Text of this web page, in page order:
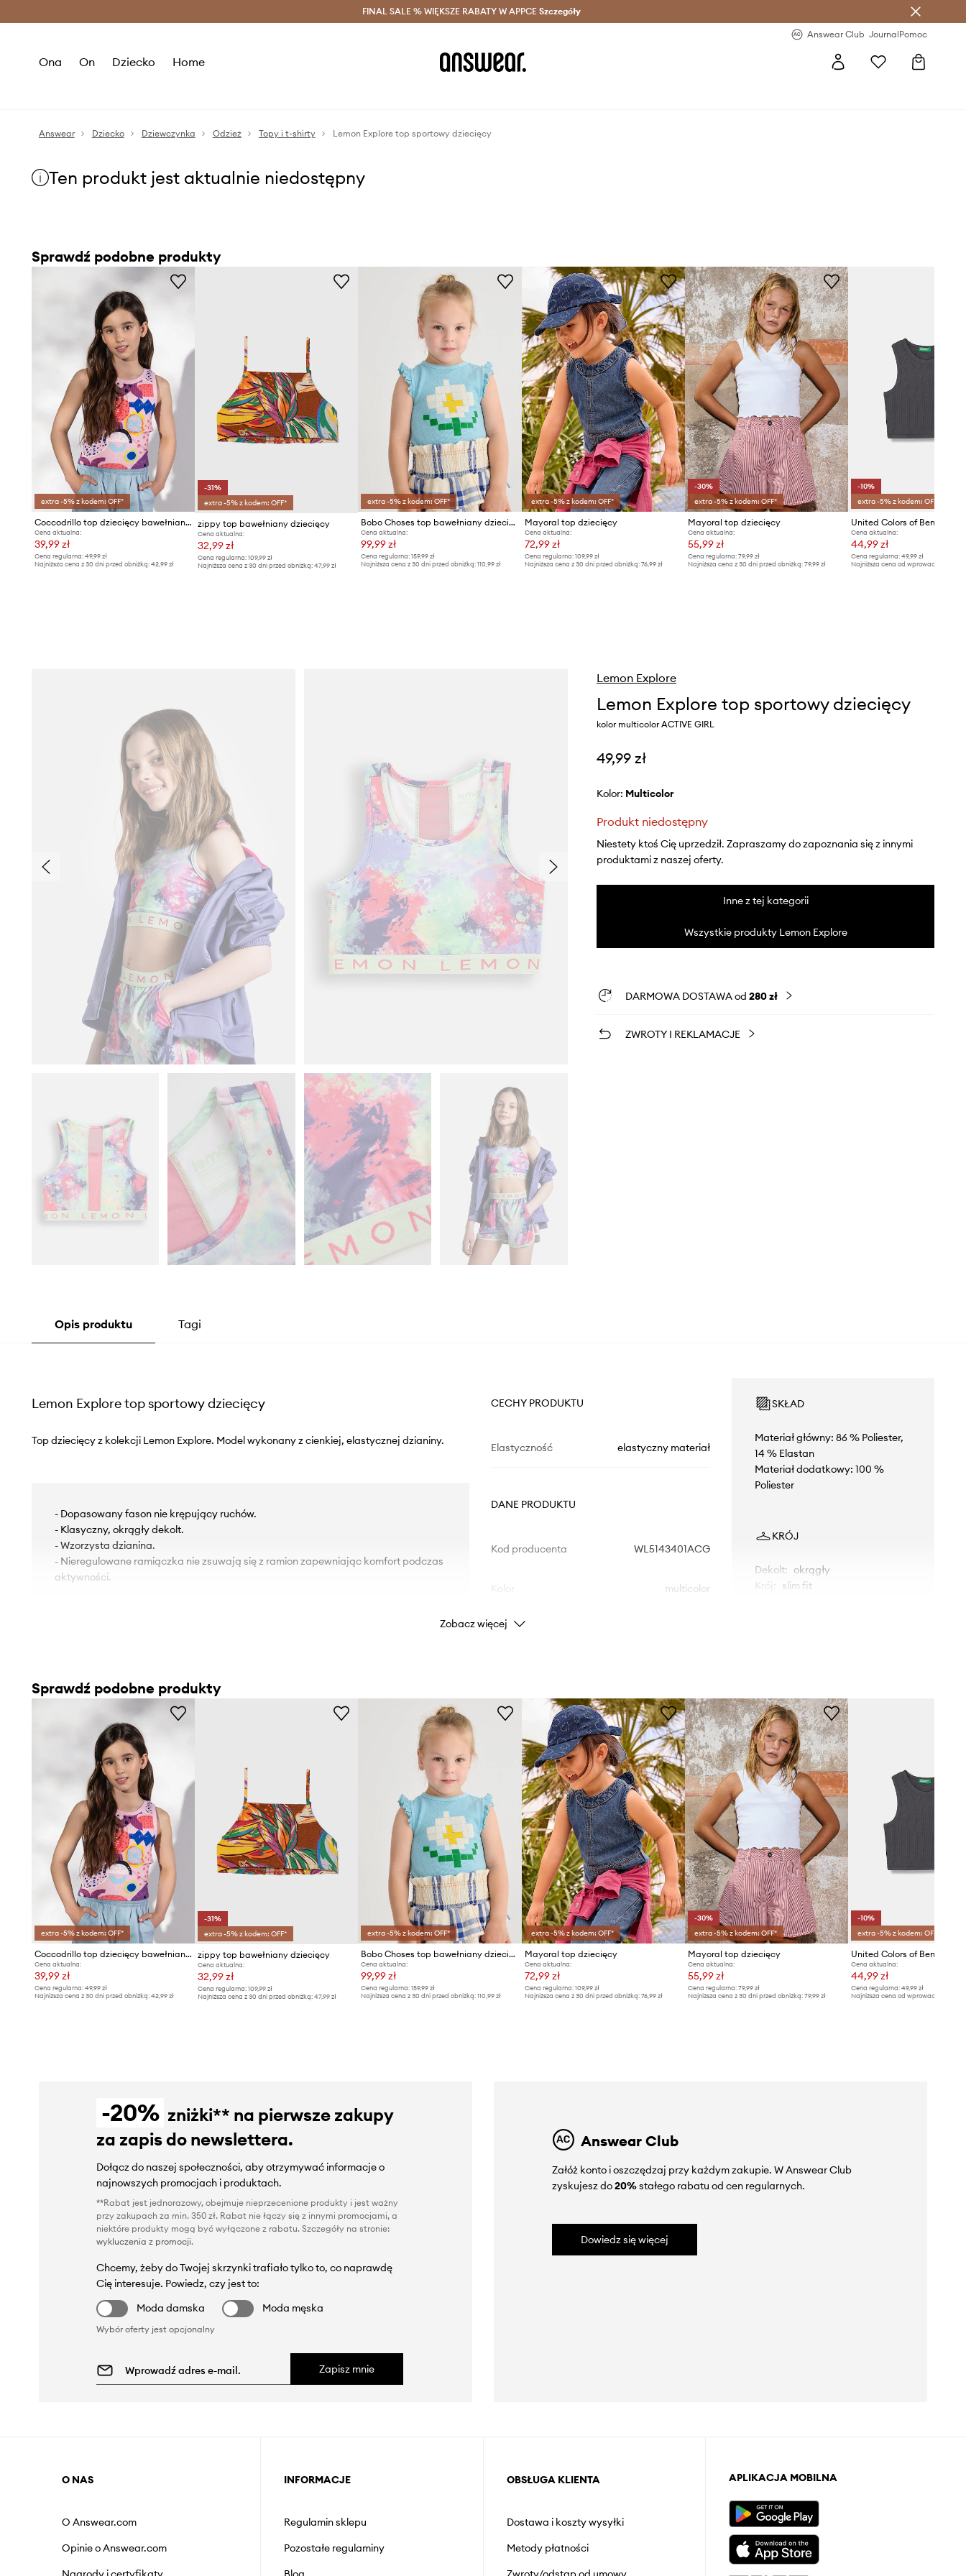
Oszczędzaj z Answear Club > Dostawa nawet w 24h >
FINAL SALE % WIĘKSZE RABATY W APPCE Szczegóły
Answear Club JournalPomoc
Ona On Dziecko Home
Answear Dziecko Dziewczynka Odzież Topy i t-shirty Lemon Explore top sportowy dziecięcy
Ten produkt jest aktualnie niedostępny
Sprawdź podobne produkty
extra -5% z kodem: OFF*
Coccodrillo top dziecięcy bawełniany
Cena aktualna:
39,99 zł
Cena regularna: 49,99 zł
Najniższa cena z 30 dni przed obniżką: 42,99 zł
-31%
extra -5% z kodem: OFF*
zippy top bawełniany dziecięcy
Cena aktualna:
32,99 zł
Cena regularna:109,99 zł
Najniższa cena z 30 dni przed obniżką:47,99 zł
extra -5% z kodem: OFF*
Bobo Choses top bawełniany dziecięcy Pixel Daisy
Cena aktualna:
99,99 zł
Cena regularna: 159,99 zł
Najniższa cena z 30 dni przed obniżką: 110,99 zł
extra -5% z kodem: OFF*
Mayoral top dziecięcy
Cena aktualna:
72,99 zł
Cena regularna: 109,99 zł
Najniższa cena z 30 dni przed obniżką: 76,99 zł
-30%
extra -5% z kodem: OFF*
Mayoral top dziecięcy
Cena aktualna:
55,99 zł
Cena regularna:79,99 zł
Najniższa cena z 30 dni przed obniżką:79,99 zł
-10%
extra -5% z kodem: OFF*
Cena aktualna:
44,99 zł
Cena regularna: 49,99 zł
Najniższa cena od wprowadzenia do
Lemon Explore
Lemon Explore top sportowy dziecięcy
kolor multicolor ACTIVE GIRL
49,99 zł
Kolor: multicolor
Produkt niedostępny
Niestety ktoś Cię uprzedził. Zapraszamy do zapoznania się z innymi
produktami z naszej oferty.
Inne z tej kategorii
Wszystkie produkty Lemon Explore
DARMOWA DOSTAWA od 280 zł
ZWROTY I REKLAMACJE
Opis produktu Tagi
Lemon Explore top sportowy dziecięcy
Top dziecięcy z kolekcji Lemon Explore. Model wykonany z cienkiej, elastycznej dzianiny.
- Dopasowany fason nie krępujący ruchów.
- Klasyczny, okrągły dekolt.
- Wzorzysta dzianina.
- Nieregulowane ramiączka nie zsuwają się z ramion zapewniając komfort podczas
aktywności.
CECHY PRODUKTU
Elastyczność elastyczny materiał
DANE PRODUKTU
Kod producenta WL5143401ACG
multicolor
Marka
ID Produktu
SKŁAD
Materiał główny: 86 % Poliester,
14 % Elastan
Materiał dodatkowy: 100 %
Poliester
KRÓJ
Dekolt: okrągły
Krój
slim fit
Zobacz więcej
Sprawdź podobne produkty
extra -5% z kodem: OFF*
Coccodrillo top dziecięcy bawełniany
Cena aktualna:
39,99 zł
Cena regularna: 49,99 zł
Najniższa cena z 30 dni przed obniżką: 42,99 zł
-31%
extra -5% z kodem: OFF*
zippy top bawełniany dziecięcy
Cena aktualna:
32,99 zł
Cena regularna:109,99 zł
Najniższa cena z 30 dni przed obniżką:47,99 zł
extra -5% z kodem: OFF*
Bobo Choses top bawełniany dziecięcy Pixel Daisy
Cena aktualna:
99,99 zł
Cena regularna: 159,99 zł
Najniższa cena z 30 dni przed obniżką: 110,99 zł
extra -5% z kodem: OFF*
Mayoral top dziecięcy
Cena aktualna:
72,99 zł
Cena regularna: 109,99 zł
Najniższa cena z 30 dni przed obniżką: 76,99 zł
-30%
extra -5% z kodem: OFF*
Mayoral top dziecięcy
Cena aktualna:
55,99 zł
Cena regularna:79,99 zł
Najniższa cena z 30 dni przed obniżką:79,99 zł
-10%
extra -5% z kodem: OFF*
Cena aktualna:
44,99 zł
Cena regularna: 49,99 zł
Najniższa cena od wprowadzenia do
-20% zniżki** na pierwsze zakupy
za zapis do newslettera.
Dołącz do naszej społeczności, aby otrzymywać informacje o
najnowszych promocjach i produktach.
**Rabat jest jednorazowy, obejmuje nieprzecenione produkty i jest ważny
przy zakupach za min. 350 zł. Rabat nie łączy się z innymi promocjami, a
niektóre produkty mogą być wyłączone z rabatu. Szczegóły na stronie:
wykluczenia z promocji.
Chcemy, żeby do Twojej skrzynki trafiało tylko to, co naprawdę
Cię interesuje. Powiedz, czy jest to:
Moda damska
Moda męska
Wybór oferty jest opcjonalny
Zapisz mnie
Answear Club
Załóż konto i oszczędzaj przy każdym zakupie. W Answear Club
zyskujesz do20%stałego rabatu od cen regularnych.
Dowiedz się więcej
O NAS
O Answear.com
Opinie o Answear.com
INFORMACJE
Regulamin sklepu
Pozostałe regulaminy
OBSŁUGA KLIENTA
Dostawa i koszty wysyłki
Metody płatności
APLIKACJA MOBILNA